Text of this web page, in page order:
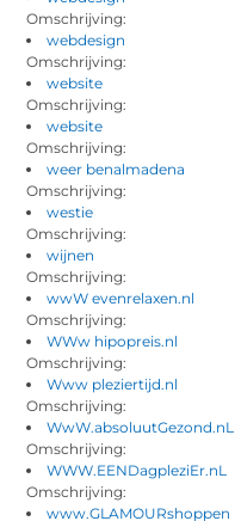
Omschrijving:
webdesign
Omschrijving:
website
Omschrijving:
website
Omschrijving:
weer benalmadena
Omschrijving:
westie
Omschrijving:
wijnen
Omschrijving:
wwW evenrelaxen.nl
Omschrijving:
WWw hipopreis.nl
Omschrijving:
Www pleziertijd.nl
Omschrijving:
WwW.absoluutGezond.nL
Omschrijving:
WWW.EENDagpleziEr.nL
Omschrijving:
www.GLAMOURshoppen